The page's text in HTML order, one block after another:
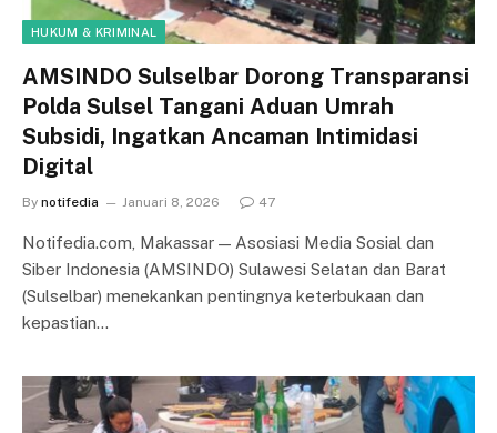
HUKUM & KRIMINAL
AMSINDO Sulselbar Dorong Transparansi
Polda Sulsel Tangani Aduan Umrah
Subsidi, Ingatkan Ancaman Intimidasi
Digital
By notifedia Januari 8, 2026 47
Notifedia.com, Makassar — Asosiasi Media Sosial dan
Siber Indonesia (AMSINDO) Sulawesi Selatan dan Barat
(Sulselbar) menekankan pentingnya keterbukaan dan
kepastian…